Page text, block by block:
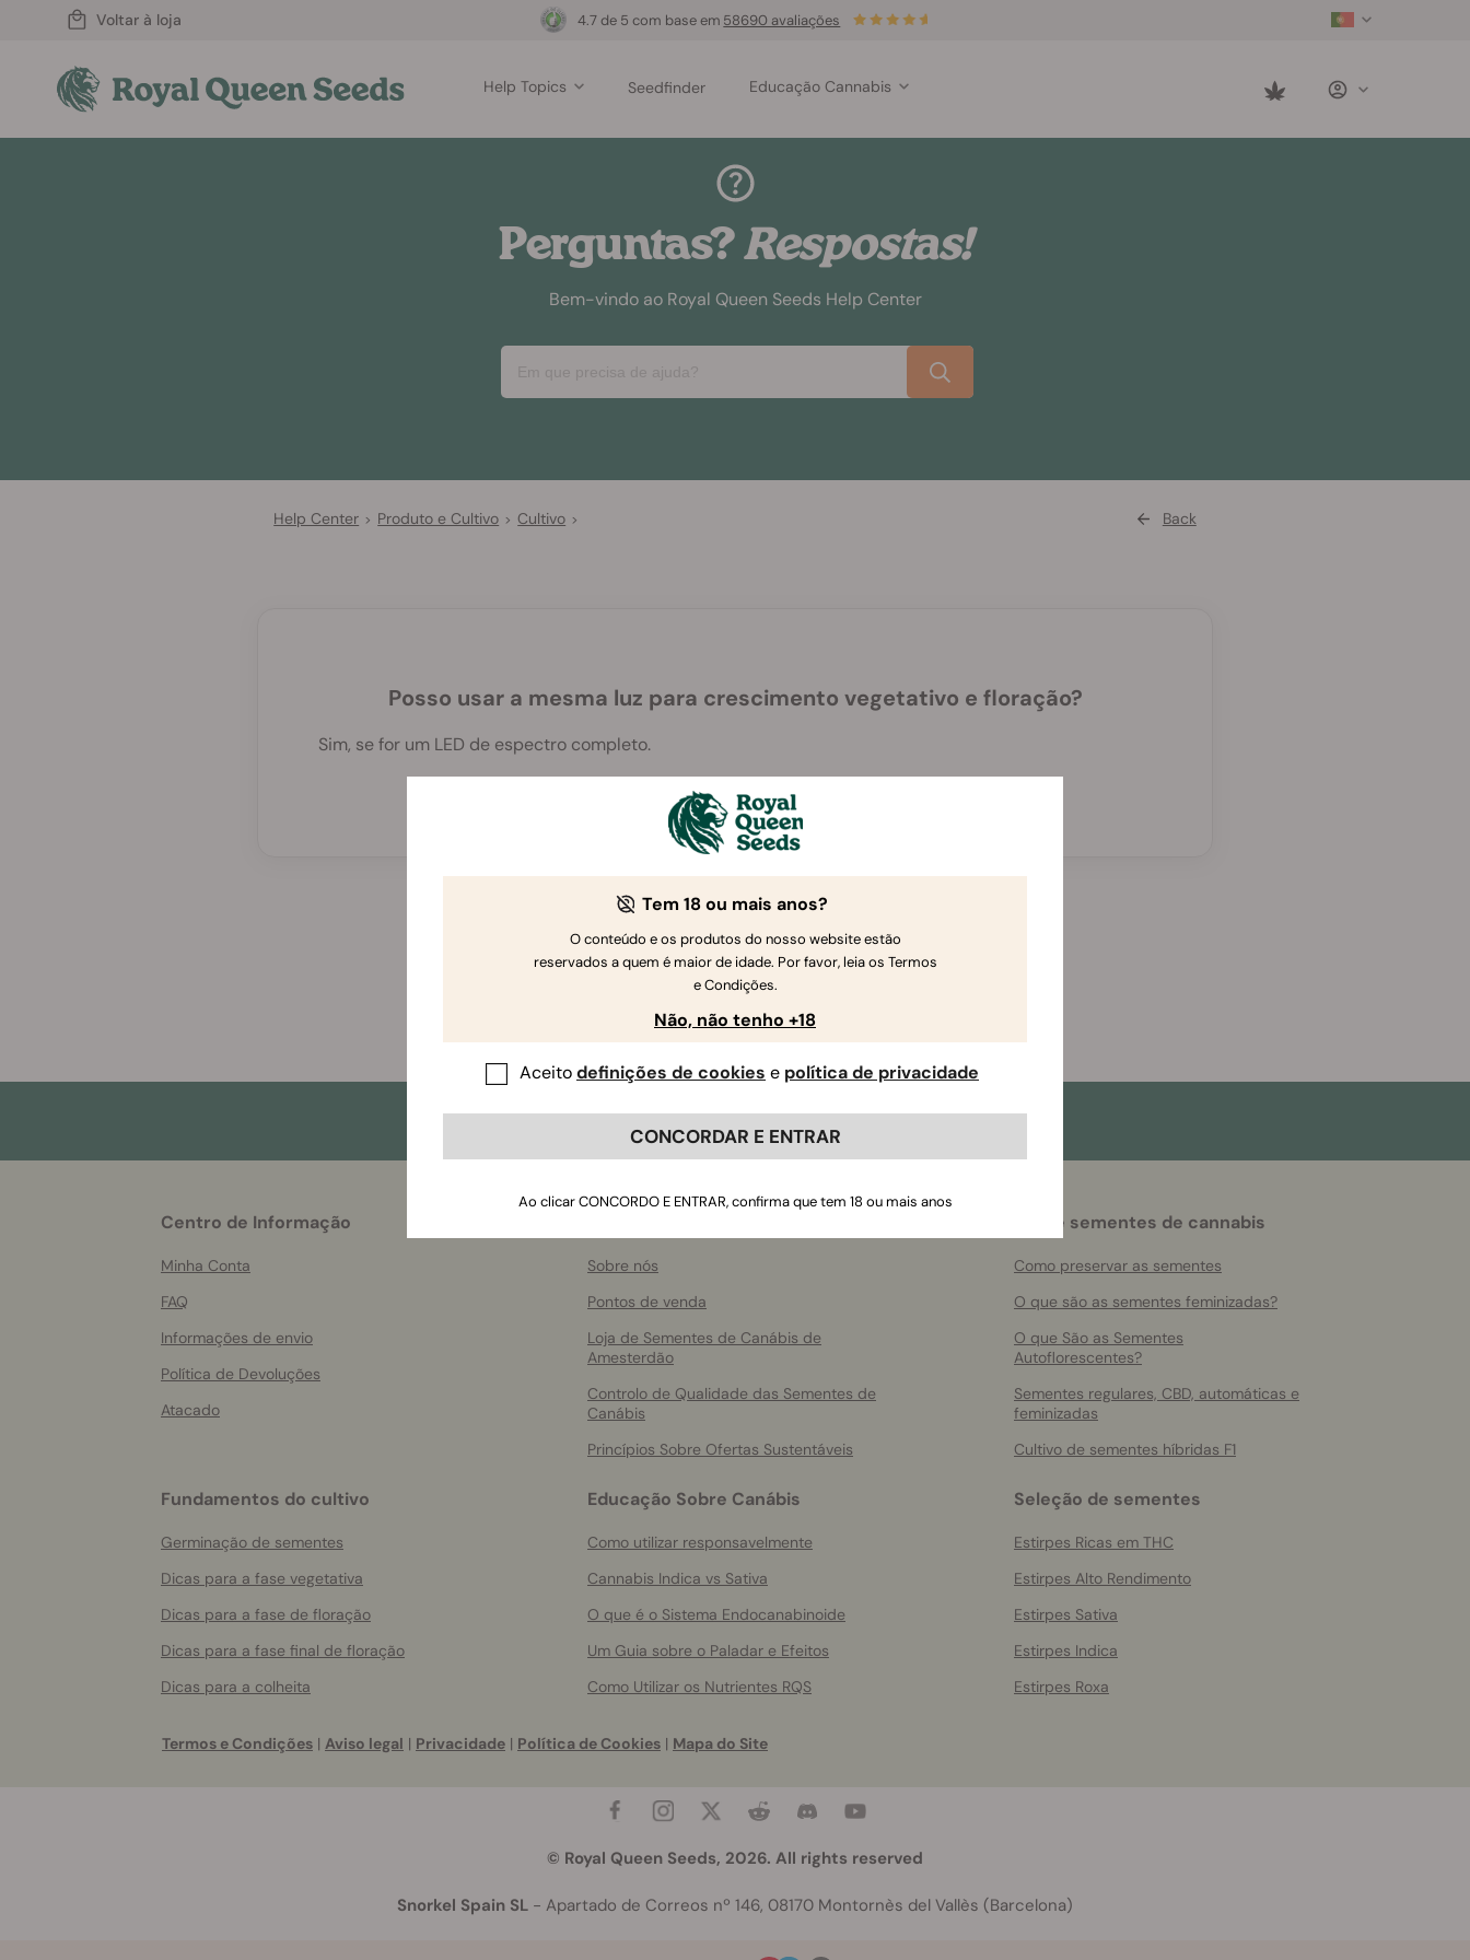
Voltar à loja 4.7 de 5 com base em 58690 avaliações
Help Topics Seedfinder Educação Cannabis
Perguntas? Respostas!
Bem-vindo ao Royal Queen Seeds Help Center
Help Center > Produto e Cultivo > Cultivo > Back
Posso usar a mesma luz para crescimento vegetativo e floração?
Sim, se for um LED de espectro completo.
Se tiver mais perguntas, contacte-nos
Centro de Informação
Minha Conta
FAQ
Informações de envio
Política de Devoluções
Atacado
Sobre nós
Pontos de venda
Loja de Sementes de Canábis de
Amesterdão
Controlo de Qualidade das Sementes de
Canábis
Princípios Sobre Ofertas Sustentáveis
Sobre sementes de cannabis
Como preservar as sementes
O que são as sementes feminizadas?
O que São as Sementes
Autoflorescentes?
Sementes regulares, CBD, automáticas e
feminizadas
Cultivo de sementes híbridas F1
Fundamentos do cultivo
Germinação de sementes
Dicas para a fase vegetativa
Dicas para a fase de floração
Dicas para a fase final de floração
Dicas para a colheita
Educação Sobre Canábis
Como utilizar responsavelmente
Cannabis Indica vs Sativa
O que é o Sistema Endocanabinoide
Um Guia sobre o Paladar e Efeitos
Como Utilizar os Nutrientes RQS
Seleção de sementes
Estirpes Ricas em THC
Estirpes Alto Rendimento
Estirpes Sativa
Estirpes Indica
Estirpes Roxa
Termos e Condições | Aviso legal | Privacidade | Política de Cookies | Mapa do Site
© Royal Queen Seeds, 2026. All rights reserved
Snorkel Spain SL - Apartado de Correos nº 146, 08170 Montornès del Vallès (Barcelona)
Tem 18 ou mais anos?
O conteúdo e os produtos do nosso website estão
reservados a quem é maior de idade. Por favor, leia os Termos
e Condições.
Não, não tenho +18
Aceitodefinições de cookies e política de privacidade
CONCORDAR E ENTRAR
Ao clicar CONCORDO E ENTRAR, confirma que tem 18 ou mais anos